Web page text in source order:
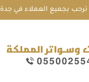
بجميع العملاء في جدة